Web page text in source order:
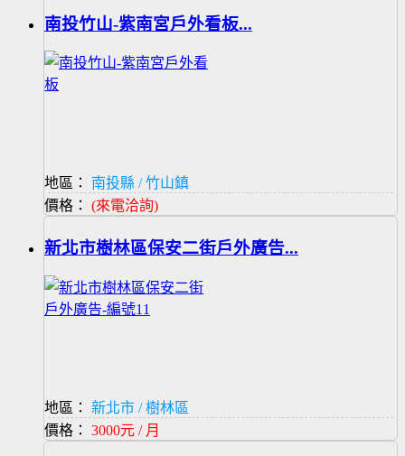
南投竹山-紫南宮戶外看板...
地區：
南投縣 / 竹山鎮
價格： (來電洽詢)
新北市樹林區保安二街戶外廣告...
地區：
新北市 / 樹林區
價格： 3000元 / 月